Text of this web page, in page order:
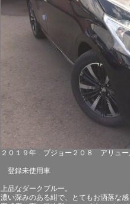
２０１９年 プジョー２０８ アリュ
登録未使用車
上品なダークブルー。
濃い深みのある紺で、とてもお洒落な